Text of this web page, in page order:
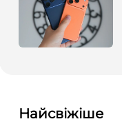
Найсвіжіше